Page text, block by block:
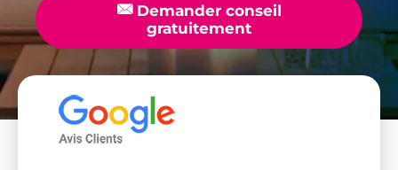
📧Demander conseil
gratuitement